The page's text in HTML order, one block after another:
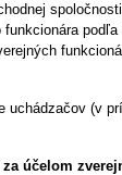
funkcionárapodľa
uchádzačov (v
účelom